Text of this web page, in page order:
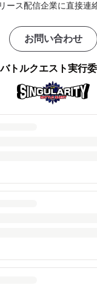
ース配信企業に直接連
お問い合わせ
トルクエスト実行